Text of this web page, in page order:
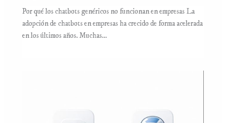
Por qué los chatbots genéricos no funcionan en empresas La
adopción de chatbots en empresas ha crecido de forma acelerada
en los últimos años. Muchas…